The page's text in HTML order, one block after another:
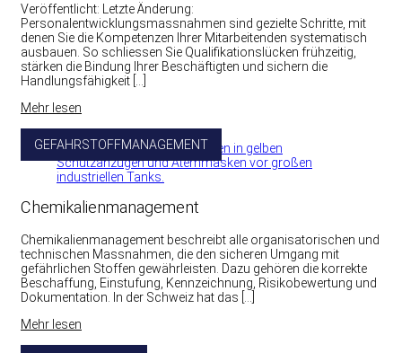
Veröffentlicht: Letzte Änderung:
Personalentwicklungsmassnahmen sind gezielte Schritte, mit
denen Sie die Kompetenzen Ihrer Mitarbeitenden systematisch
ausbauen. So schliessen Sie Qualifikationslücken frühzeitig,
stärken die Bindung Ihrer Beschäftigten und sichern die
Handlungsfähigkeit […]
Mehr lesen
GEFAHRSTOFFMANAGEMENT
Chemikalienmanagement
Chemikalienmanagement beschreibt alle organisatorischen und
technischen Massnahmen, die den sicheren Umgang mit
gefährlichen Stoffen gewährleisten. Dazu gehören die korrekte
Beschaffung, Einstufung, Kennzeichnung, Risikobewertung und
Dokumentation. In der Schweiz hat das […]
Mehr lesen